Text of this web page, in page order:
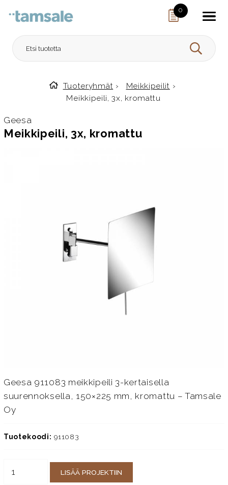
0
HAE
Etusivulle
Tuoteryhmät › Meikkipeilit ›
Meikkipeili, 3x, kromattu
Geesa
Meikkipeili, 3x, kromattu
Geesa 911083 meikkipeili 3-kertaisella
suurennoksella, 150×225 mm, kromattu – Tamsale
Oy
Tuotekoodi: 911083
LISÄÄ PROJEKTIIN